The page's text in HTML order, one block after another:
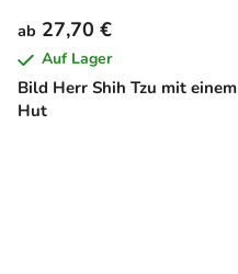
Bild Herr Shih Tzu mit einem
Hut
ab 27,70 €
Auf Lager